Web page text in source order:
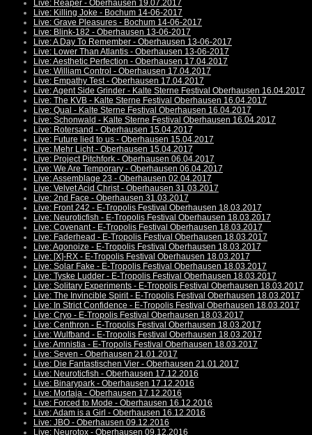
Live: Reaper - Oberhausen 19.07.2017
Live: Killing Joke - Bochum 14-06-2017
Live: Grave Pleasures - Bochum 14-06-2017
Live: Blink-182 - Oberhausen 13-06-2017
Live: A Day To Remember - Oberhausen 13-06-2017
Live: Lower Than Atlantis - Oberhausen 13-06-2017
Live: Aesthetic Perfection - Oberhausen 17.04.2017
Live: William Control - Oberhausen 17.04.2017
Live: Empathy Test - Oberhausen 17.04.2017
Live: Agent Side Grinder - Kalte Sterne Festival Oberhausen 16.04.2017
Live: The KVB - Kalte Sterne Festival Oberhausen 16.04.2017
Live: Qual - Kalte Sterne Festival Oberhausen 16.04.2017
Live: Schonwald - Kalte Sterne Festival Oberhausen 16.04.2017
Live: Rotersand - Oberhausen 15.04.2017
Live: Future lied to us - Oberhausen 15.04.2017
Live: Mehr Licht - Oberhausen 15.04.2017
Live: Project Pitchfork - Oberhausen 06.04.2017
Live: We Are Temporary - Oberhausen 06.04.2017
Live: Assemblage 23 - Oberhausen 02.04.2017
Live: Velvet Acid Christ - Oberhausen 31.03.2017
Live: 2nd Face - Oberhausen 31.03.2017
Live: Front 242 - E-Tropolis Festival Oberhausen 18.03.2017
Live: Neuroticfish - E-Tropolis Festival Oberhausen 18.03.2017
Live: Covenant - E-Tropolis Festival Oberhausen 18.03.2017
Live: Faderhead - E-Tropolis Festival Oberhausen 18.03.2017
Live: Agonoize - E-Tropolis Festival Oberhausen 18.03.2017
Live: [X]-RX - E-Tropolis Festival Oberhausen 18.03.2017
Live: Solar Fake - E-Tropolis Festival Oberhausen 18.03.2017
Live: Tyske Ludder - E-Tropolis Festival Oberhausen 18.03.2017
Live: Solitary Experiments - E-Tropolis Festival Oberhausen 18.03.2017
Live: The Invincible Spirit - E-Tropolis Festival Oberhausen 18.03.2017
Live: In Strict Confidence - E-Tropolis Festival Oberhausen 18.03.2017
Live: Cryo - E-Tropolis Festival Oberhausen 18.03.2017
Live: Centhron - E-Tropolis Festival Oberhausen 18.03.2017
Live: Wulfband - E-Tropolis Festival Oberhausen 18.03.2017
Live: Amnistia - E-Tropolis Festival Oberhausen 18.03.2017
Live: Seven - Oberhausen 21.01.2017
Live: Die Fantastischen Vier - Oberhausen 21.01.2017
Live: Neuroticfish - Oberhausen 17.12.2016
Live: Binarypark - Oberhausen 17.12.2016
Live: Mortaja - Oberhausen 17.12.2016
Live: Forced to Mode - Oberhausen 16.12.2016
Live: Adam is a Girl - Oberhausen 16.12.2016
Live: JBO - Oberhausen 09.12.2016
Live: Neurotox - Oberhausen 09.12.2016